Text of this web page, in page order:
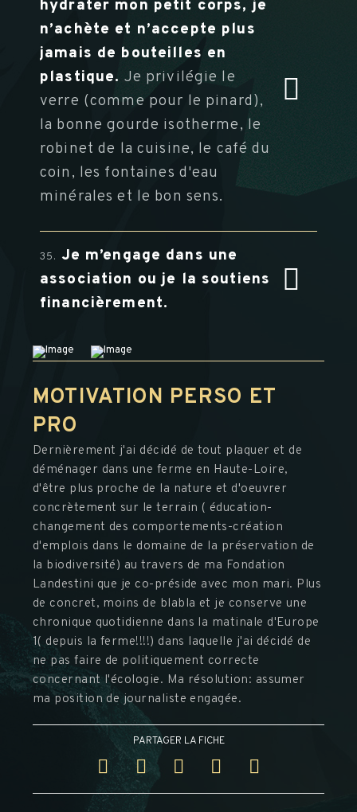
hydrater mon petit corps, je
n’achète et n’accepte plus
jamais de bouteilles en
plastique. Je privilégie le
verre (comme pour le pinard),
la bonne gourde isotherme, le
robinet de la cuisine, le café du
coin, les fontaines d'eau
minérales et le bon sens.
35. Je m’engage dans une
association ou je la soutiens
financièrement.
MOTIVATION PERSO ET
PRO
Dernièrement j'ai décidé de tout plaquer et de
déménager dans une ferme en Haute-Loire,
d'être plus proche de la nature et d'oeuvrer
concrètement sur le terrain ( éducation-
changement des comportements-création
d'emplois dans le domaine de la préservation de
la biodiversité) au travers de ma Fondation
Landestini que je co-préside avec mon mari. Plus
de concret, moins de blabla et je conserve une
chronique quotidienne dans la matinale d'Europe
1( depuis la ferme!!!!) dans laquelle j'ai décidé de
ne pas faire de politiquement correcte
concernant l'écologie. Ma résolution: assumer
ma position de journaliste engagée.
PARTAGER LA FICHE